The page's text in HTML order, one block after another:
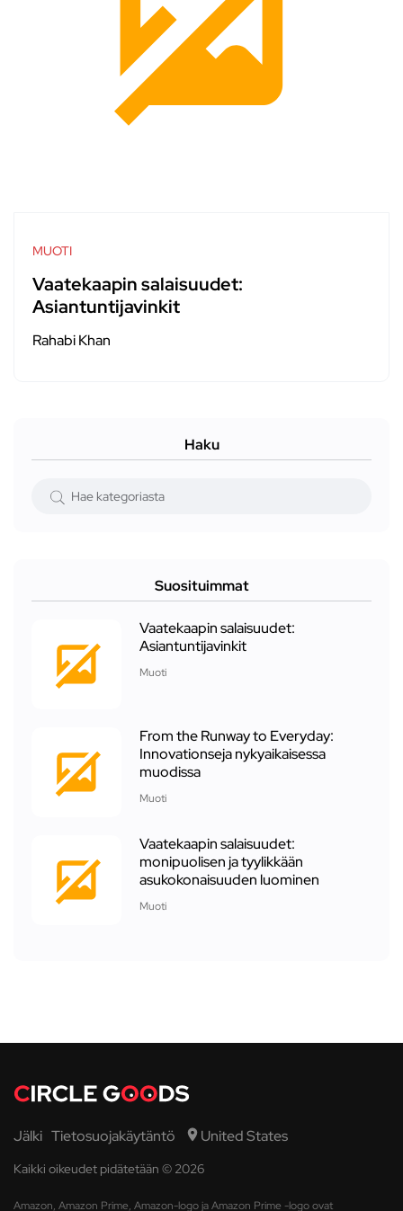
MUOTI
Vaatekaapin salaisuudet:
Asiantuntijavinkit
Rahabi Khan
Haku
Suosituimmat
Vaatekaapin salaisuudet:
Asiantuntijavinkit
Muoti
From the Runway to Everyday:
Innovationseja nykyaikaisessa
muodissa
Muoti
Vaatekaapin salaisuudet:
monipuolisen ja tyylikkään
asukokonaisuuden luominen
Muoti
Jälki Tietosuojakäytäntö United States
Kaikki oikeudet pidätetään © 2026
Amazon, Amazon Prime, Amazon-logo ja Amazon Prime -logo ovat